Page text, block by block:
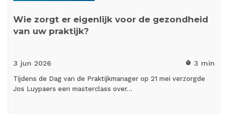
Wie zorgt er eigenlijk voor de gezondheid
van uw praktijk?
3 jun 2026 timer 3 min
Tijdens de Dag van de Praktijkmanager op 21 mei verzorgde
Jos Luypaers een masterclass over…